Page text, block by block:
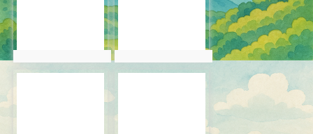
photo:6052
photo:6053